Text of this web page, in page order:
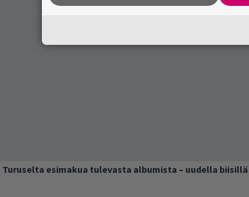
Turuselta esimakua tulevasta albumista – uudella